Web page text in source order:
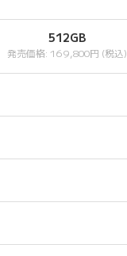
512GB
発売価格: 169,800円 (税込)